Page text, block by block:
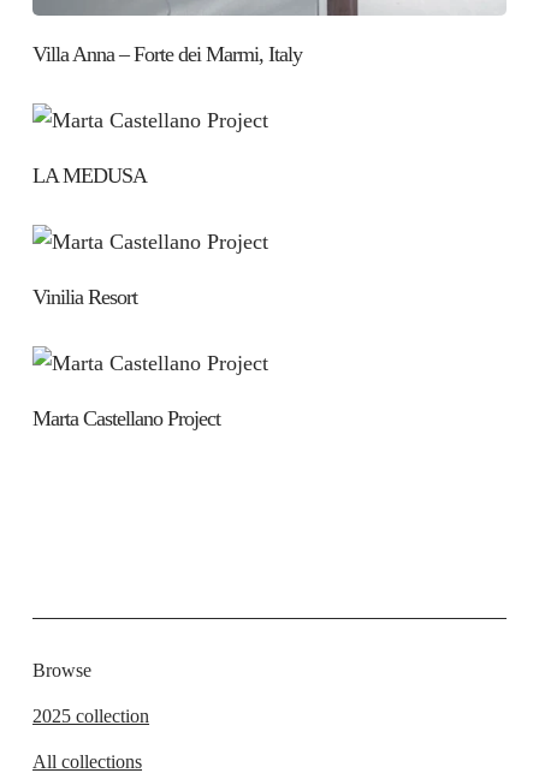
Villa Anna – Forte dei Marmi, Italy
LA MEDUSA
Vinilia Resort
Marta Castellano Project
Browse
2025 collection
All collections